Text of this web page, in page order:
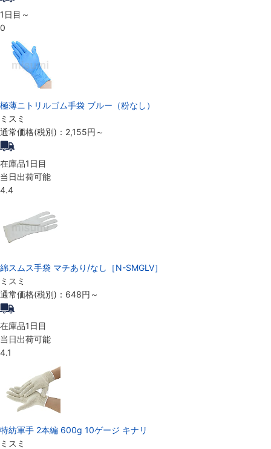
1日目～
0
極薄ニトリルゴム手袋 ブルー（粉なし）
ミスミ
通常価格(税別)： 2,155円 ～
在庫品1日目
当日出荷可能
4.4
綿スムス手袋 マチあり/なし［N-SMGLV］
ミスミ
通常価格(税別)： 648円 ～
在庫品1日目
当日出荷可能
4.1
特紡軍手 2本編 600g 10ゲージ キナリ
ミスミ